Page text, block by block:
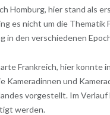
Homburg, hier stand als
es nicht um die
in den verschiedenen
Frankreich, hier konnte
und
vorgestellt. Im
werden.